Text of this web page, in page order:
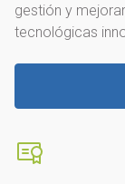
gestión y
tecnológicas